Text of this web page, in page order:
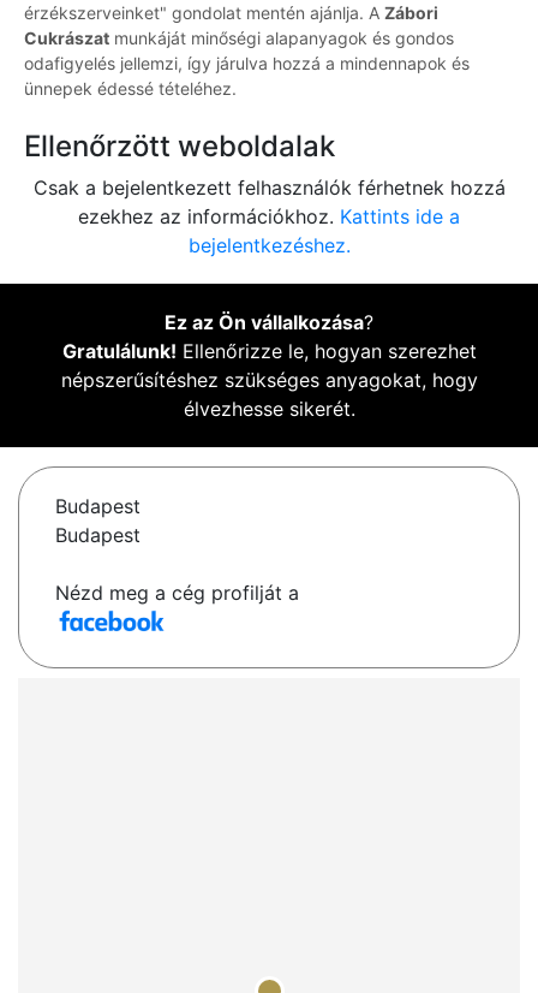
érzékszerveinket" gondolat mentén ajánlja. A Zábori
Cukrászat munkáját minőségi alapanyagok és gondos
odafigyelés jellemzi, így járulva hozzá a mindennapok és
ünnepek édessé tételéhez.
Ellenőrzött weboldalak
Csak a bejelentkezett felhasználók férhetnek hozzá
ezekhez az információkhoz. Kattints ide a
bejelentkezéshez.
Ez az Ön vállalkozása?
Gratulálunk! Ellenőrizze le, hogyan szerezhet
népszerűsítéshez szükséges anyagokat, hogy
élvezhesse sikerét.
Budapest
Budapest
Nézd meg a cég profilját a